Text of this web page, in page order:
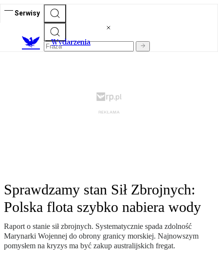
Serwisy
Wydarzenia
Sprawdzamy stan Sił Zbrojnych:
Polska flota szybko nabiera wody
Raport o stanie sił zbrojnych. Systematycznie spada zdolność
Marynarki Wojennej do obrony granicy morskiej. Najnowszym
pomysłem na kryzys ma być zakup australijskich fregat.